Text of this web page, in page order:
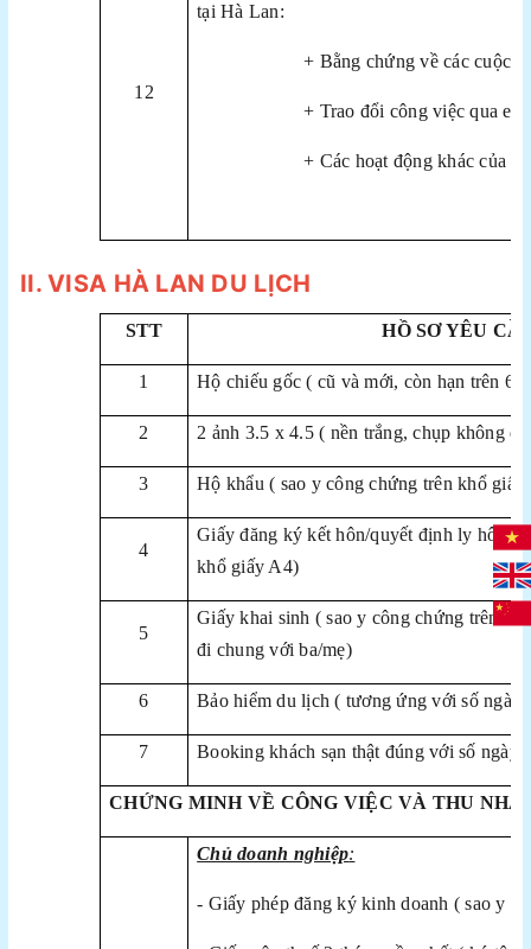
12
tại Hà Lan:
+ Bằng chứng về các cuộc
+ Trao đổi công việc qua
+ Các hoạt động khác của
II. VISA HÀ LAN DU LỊCH
STT HỒ SƠ YÊU
1 Hộ chiếu gốc ( cũ và mới, còn hạn trên 6
2 2 ảnh 3.5 x 4.5 ( nền trắng, chụp không
3 Hộ khẩu ( sao y công chứng trên khổ giấy
4
Giấy đăng ký kết hôn/quyết định ly hôn
khổ giấy A4)
5
Giấy khai sinh ( sao y công chứng trên
đi chung với ba/mẹ)
6 Bảo hiểm du lịch ( tương ứng với số ngày
7 Booking khách sạn thật đúng với số ngày
CHỨNG MINH VỀ CÔNG VIỆC VÀ THU
Chủ doanh nghiệp:
- Giấy phép đăng ký kinh doanh ( sao y